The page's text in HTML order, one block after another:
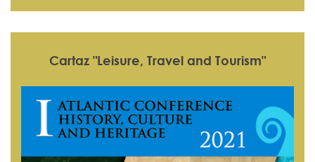
Cartaz "Leisure, Travel and Tourism"